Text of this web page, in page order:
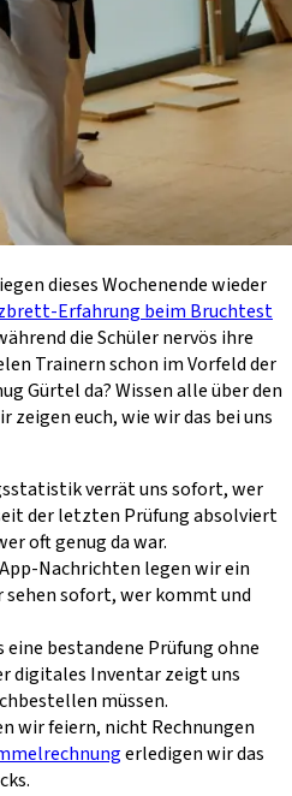
dieses Wochenende wieder
Erfahrung beim Bruchtest
die Schüler nervös ihre
Trainern schon im Vorfeld der
Gürtel da? Wissen alle über den
zeigen euch, wie wir das bei uns
verrät uns sofort, wer
der letzten Prüfung absolviert
oft genug da war.
Nachrichten legen wir ein
sehen sofort, wer kommt und
bestandene Prüfung ohne
digitales Inventar zeigt uns
müssen.
wir feiern, nicht Rechnungen
erledigen wir das